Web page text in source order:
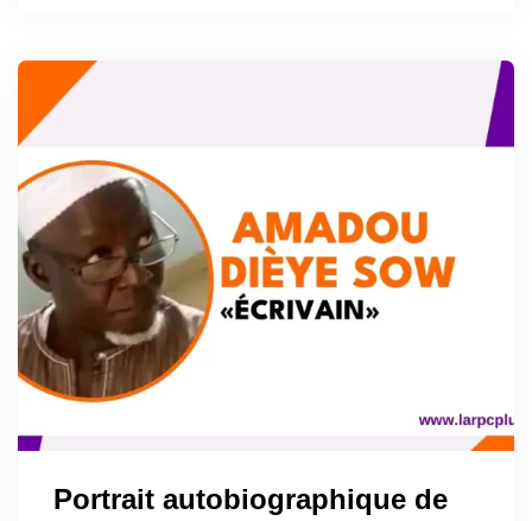
Portrait autobiographique de